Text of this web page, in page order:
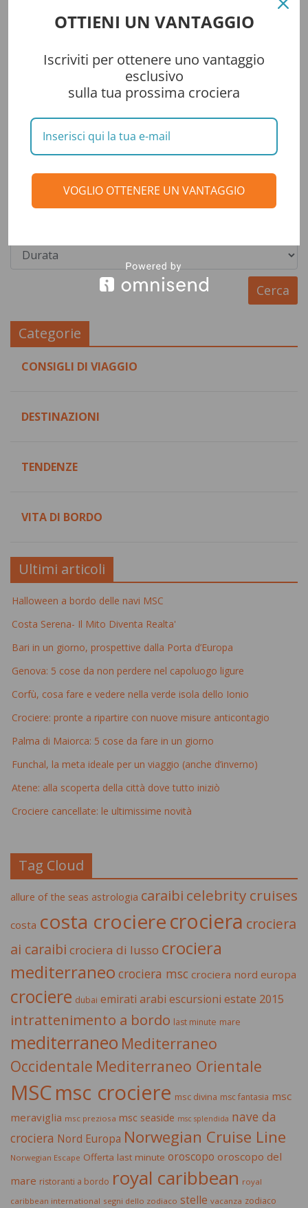
Cerca tra gli articoli
Cerca una crociera
Categorie
CONSIGLI DI VIAGGIO
DESTINAZIONI
TENDENZE
VITA DI BORDO
Ultimi articoli
Halloween a bordo delle navi MSC
Costa Serena- Il Mito Diventa Realta'
Bari in un giorno, prospettive dalla Porta d’Europa
Genova: 5 cose da non perdere nel capoluogo ligure
Corfù, cosa fare e vedere nella verde isola dello Ionio
Crociere: pronte a ripartire con nuove misure anticontagio
Palma di Maiorca: 5 cose da fare in un giorno
Funchal, la meta ideale per un viaggio (anche d’inverno)
Atene: alla scoperta della città dove tutto iniziò
Crociere cancellate: le ultimissime novità
Tag Cloud
allure of the seas astrologia caraibi celebrity cruises
costa costa crocierecrociera crociera
ai caraibi crociera di lusso crociera
mediterraneo crociera msc crociera nord europa
crociere dubai emirati arabi escursioni estate 2015
intrattenimento a bordo last minute mare
mediterraneo Mediterraneo
Occidentale Mediterraneo Orientale
MSCmsc crociere msc divina msc fantasia msc
meraviglia msc preziosa msc seaside msc splendida nave da
crociera Nord Europa Norwegian Cruise Line
Norwegian Escape Offerta last minute oroscopo oroscopo del
mare ristoranti a bordo royal caribbean royal
caribbean international segni dello zodiaco stelle vacanza zodiaco
OTTIENI UN VANTAGGIO
Iscriviti per ottenere uno vantaggio
esclusivo
sulla tua prossima crociera
VOGLIO OTTENERE UN VANTAGGIO